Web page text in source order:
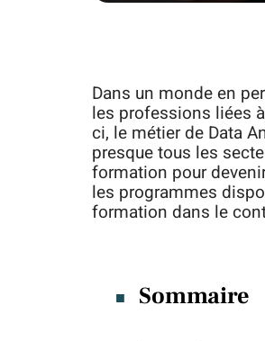
Dans un monde en
les professions liées
ci, le métier de Data
presque tous les
formation pour
les programmes
formation dans le
Sommaire